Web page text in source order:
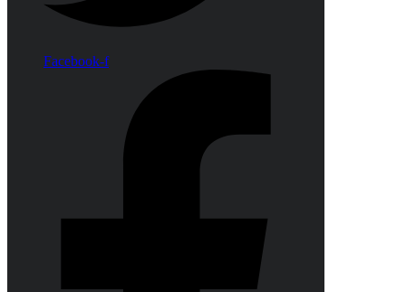
Facebook-f